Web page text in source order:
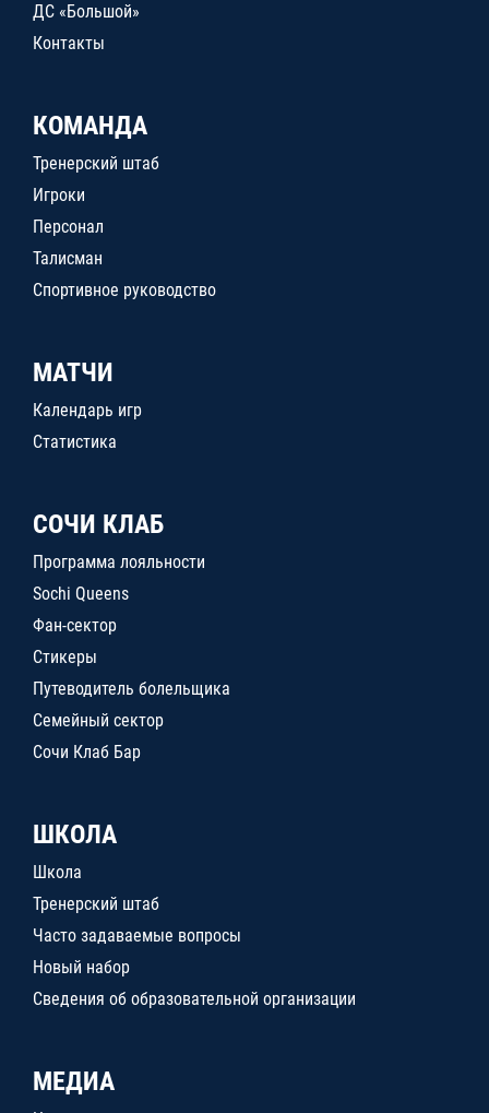
ДС «Большой»
Контакты
КОМАНДА
Тренерский штаб
Игроки
Персонал
Талисман
Спортивное руководство
МАТЧИ
Календарь игр
Статистика
СОЧИ КЛАБ
Программа лояльности
Sochi Queens
Фан-сектор
Стикеры
Путеводитель болельщика
Семейный сектор
Сочи Клаб Бар
ШКОЛА
Школа
Тренерский штаб
Часто задаваемые вопросы
Новый набор
Сведения об образовательной организации
МЕДИА